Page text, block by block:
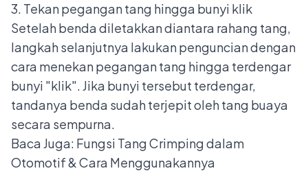
3. Tekan pegangan tang hingga bunyi klik
Setelah benda diletakkan diantara rahang tang,
langkah selanjutnya lakukan penguncian dengan
cara menekan pegangan tang hingga terdengar
bunyi "klik". Jika bunyi tersebut terdengar,
tandanya benda sudah terjepit oleh tang buaya
secara sempurna.
Baca Juga: Fungsi Tang Crimping dalam
Otomotif & Cara Menggunakannya